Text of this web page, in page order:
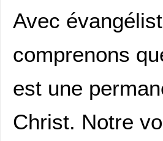
Avec
comprenons
est une
Christ. Notre